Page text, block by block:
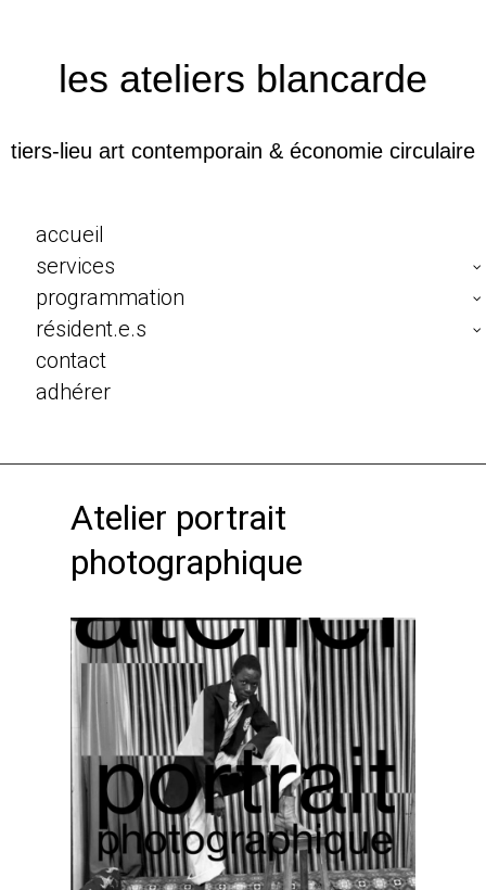
les ateliers blancarde
tiers-lieu art contemporain & économie circulaire
accueil
services
programmation
résident.e.s
contact
adhérer
Atelier portrait
photographique